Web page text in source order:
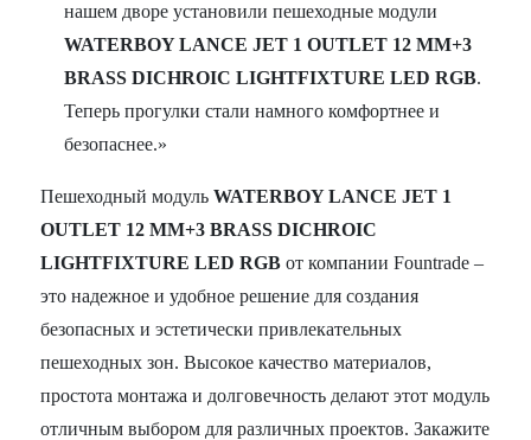
нашем дворе установили пешеходные модули
WATERBOY LANCE JET 1 OUTLET 12 MM+3
BRASS DICHROIC LIGHTFIXTURE LED RGB.
Теперь прогулки стали намного комфортнее и
безопаснее.»
Пешеходный модульWATERBOY LANCE JET 1
OUTLET 12 MM+3 BRASS DICHROIC
LIGHTFIXTURE LED RGB от компании Fountrade –
это надежное и удобное решение для создания
безопасных и эстетически привлекательных
пешеходных зон. Высокое качество материалов,
простота монтажа и долговечность делают этот модуль
отличным выбором для различных проектов. Закажите